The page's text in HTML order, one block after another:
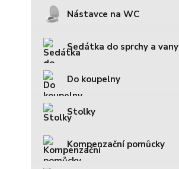
Nástavce na WC
Sedátka do sprchy a vany
Do koupelny
Stolky
Kompenzační pomůcky